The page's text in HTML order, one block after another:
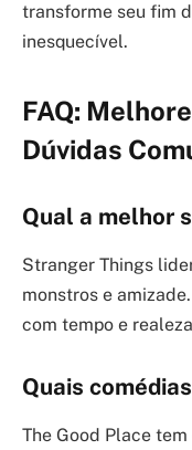
transforme seu fim
inesquecível.
FAQ:
Dúvidas
Qual a melhor
Stranger Things
monstros e
com tempo e
Quais
The Good Place